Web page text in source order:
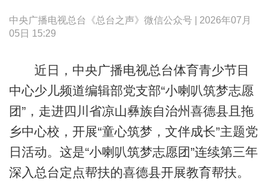
中央广播电视总台《总台之声》微信公众号 | 2026年07月
05日 15:29
近日，中央广播电视总台体育青少节目
中心少儿频道编辑部党支部“小喇叭筑梦志愿
团”，走进四川省凉山彝族自治州喜德县且拖
乡中心校，开展“童心筑梦，文伴成长”主题党
日活动。这是“小喇叭筑梦志愿团”连续第三年
深入总台定点帮扶的喜德县开展教育帮扶。